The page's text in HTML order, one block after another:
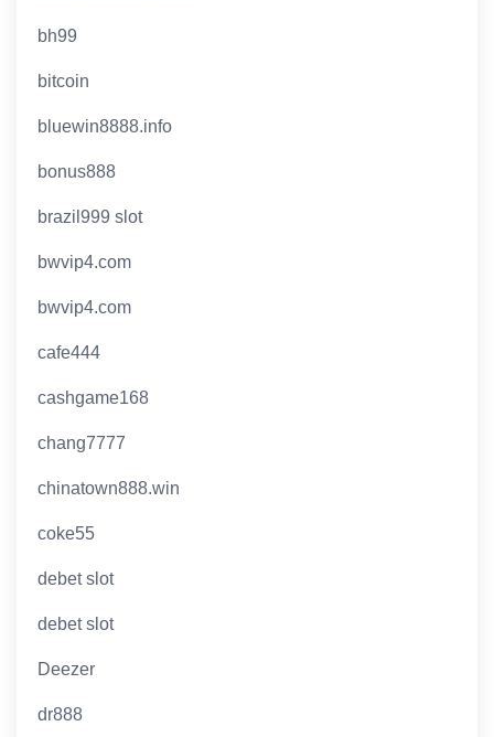
bh99
bitcoin
bluewin8888.info
bonus888
brazil999 slot
bwvip4.com
bwvip4.com
cafe444
cashgame168
chang7777
chinatown888.win
coke55
debet slot
debet slot
Deezer
dr888